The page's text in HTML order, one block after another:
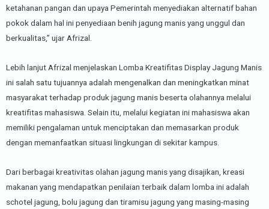
ketahanan pangan dan upaya Pemerintah menyediakan alternatif bahan
pokok dalam hal ini penyediaan benih jagung manis yang unggul dan
berkualitas,” ujar Afrizal.
Lebih lanjut Afrizal menjelaskan Lomba Kreatifitas Display Jagung Manis
ini salah satu tujuannya adalah mengenalkan dan meningkatkan minat
masyarakat terhadap produk jagung manis beserta olahannya melalui
kreatifitas mahasiswa. Selain itu, melalui kegiatan ini mahasiswa akan
memiliki pengalaman untuk menciptakan dan memasarkan produk
dengan memanfaatkan situasi lingkungan di sekitar kampus.
Dari berbagai kreativitas olahan jagung manis yang disajikan, kreasi
makanan yang mendapatkan penilaian terbaik dalam lomba ini adalah
schotel jagung, bolu jagung dan tiramisu jagung yang masing-masing